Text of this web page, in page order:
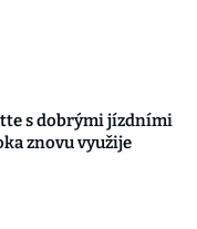
s dobrými jízdními
znovu využije